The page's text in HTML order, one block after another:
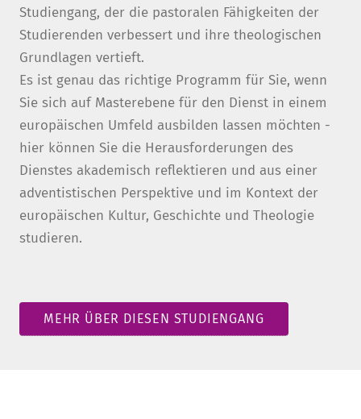
Studiengang, der die pastoralen Fähigkeiten der
Studierenden verbessert und ihre theologischen
Grundlagen vertieft.
Es ist genau das richtige Programm für Sie, wenn
Sie sich auf Masterebene für den Dienst in einem
europäischen Umfeld ausbilden lassen möchten -
hier können Sie die Herausforderungen des
Dienstes akademisch reflektieren und aus einer
adventistischen Perspektive und im Kontext der
europäischen Kultur, Geschichte und Theologie
studieren.
MEHR ÜBER DIESEN STUDIENGANG